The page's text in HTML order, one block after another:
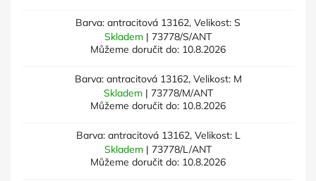
Barva: antracitová 13162, Velikost: S
Skladem | 73778/S/ANT
Můžeme doručit do: 10.8.2026
Barva: antracitová 13162, Velikost: M
Skladem | 73778/M/ANT
Můžeme doručit do: 10.8.2026
Barva: antracitová 13162, Velikost: L
Skladem | 73778/L/ANT
Můžeme doručit do: 10.8.2026